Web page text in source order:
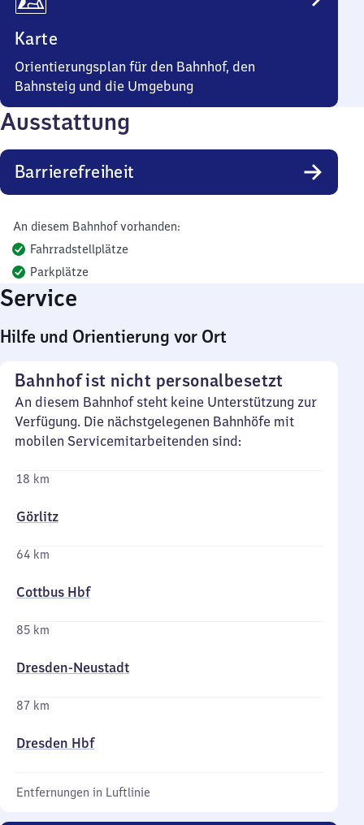
Karte
Orientierungsplan für den Bahnhof, den
Bahnsteig und die Umgebung
Ausstattung
Barrierefreiheit
An diesem Bahnhof vorhanden:
Fahrradstellplätze
Parkplätze
Service
Hilfe und Orientierung vor Ort
Bahnhof ist nicht personalbesetzt
An diesem Bahnhof steht keine Unterstützung zur
Verfügung. Die nächstgelegenen Bahnhöfe mit
mobilen Servicemitarbeitenden sind:
18 km
Görlitz
64 km
Cottbus Hbf
85 km
Dresden-Neustadt
87 km
Dresden Hbf
Entfernungen in Luftlinie